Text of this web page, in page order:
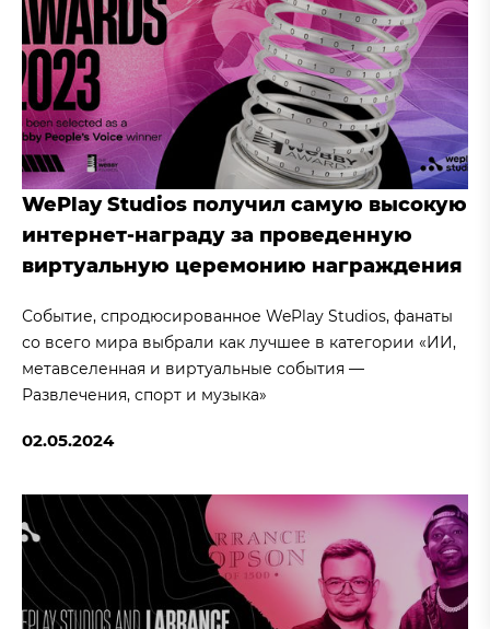
WePlay Studios получил самую высокую
интернет-награду за проведенную
виртуальную церемонию награждения
Событие, спродюсированное WePlay Studios, фанаты
со всего мира выбрали как лучшее в категории «ИИ,
метавселенная и виртуальные события —
Развлечения, спорт и музыка»
02.05.2024